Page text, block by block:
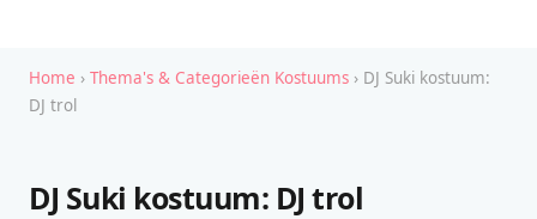
Home › Thema's & Categorieën Kostuums › DJ Suki kostuum:
DJ trol
DJ Suki kostuum: DJ trol